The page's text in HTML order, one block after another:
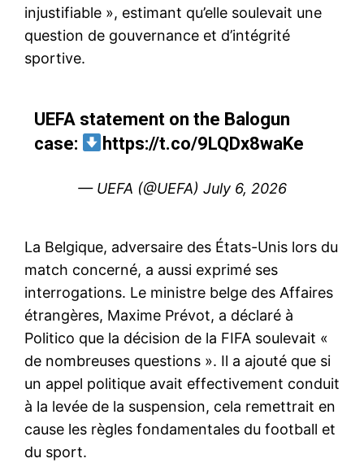
injustifiable », estimant qu’elle soulevait une
question de gouvernance et d’intégrité
sportive.
UEFA statement on the Balogun
case:
https://t.co/9LQDx8waKe
— UEFA (@UEFA) July 6, 2026
La Belgique, adversaire des États-Unis lors du
match concerné, a aussi exprimé ses
interrogations. Le ministre belge des Affaires
étrangères, Maxime Prévot, a déclaré à
Politico que la décision de la FIFA soulevait «
de nombreuses questions ». Il a ajouté que si
un appel politique avait effectivement conduit
à la levée de la suspension, cela remettrait en
cause les règles fondamentales du football et
du sport.